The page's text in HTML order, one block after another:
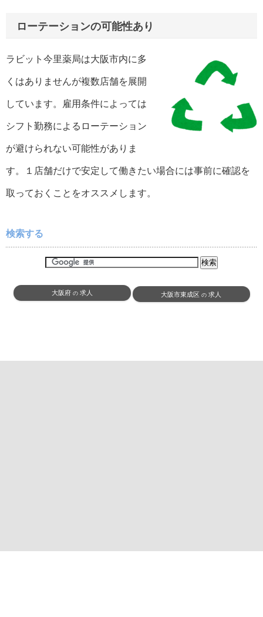
ローテーションの可能性あり
ラビット今里薬局は大阪市内に多
くはありませんが複数店舗を展開
しています。雇用条件によっては
シフト勤務によるローテーション
が避けられない可能性がありま
す。１店舗だけで安定して働きたい場合には事前に確認を
取っておくことをオススメします。
検索する
大阪府の 求人 大阪市東成区 の 求人